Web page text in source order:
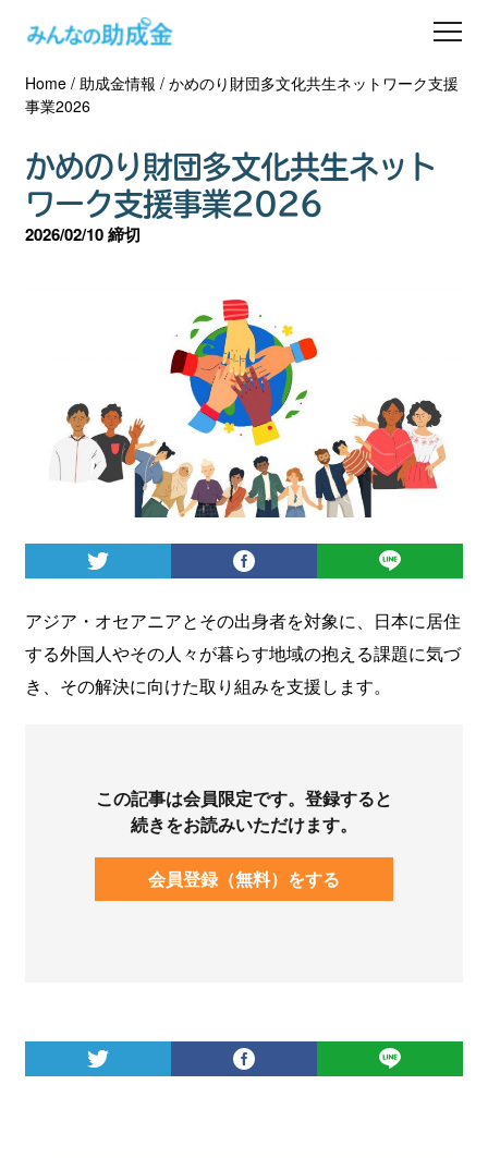
助成金を探す
士業の方へ
助成金コラム
会員登録
ログイン
Home/ 助成金情報 / かめのり財団多文化共生ネットワーク支援
事業2026
かめのり財団多文化共生ネット
ワーク支援事業2026
2026/02/10 締切
アジア・オセアニアとその出身者を対象に、日本に居住
する外国人やその人々が暮らす地域の抱える課題に気づ
き、その解決に向けた取り組みを支援します。
この記事は会員限定です。登録すると
続きをお読みいただけます。
会員登録（無料）をする